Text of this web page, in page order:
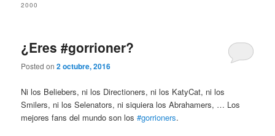
2000
¿Eres #gorrioner?
Posted on2 octubre, 2016
Ni los Beliebers, ni los Directioners, ni los KatyCat, ni los
Smilers, ni los Selenators, ni siquiera los Abrahamers, … Los
mejores fans del mundo son los#gorrioners.